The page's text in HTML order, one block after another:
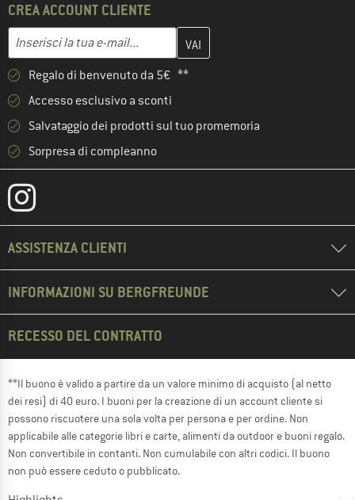
CREA ACCOUNT CLIENTE
Indirizzo e-mail
Inserisci qui il tuo indirizzo e-mail e crea il tuo account cliente
Regalo di benvenuto da 5€ **
Accesso esclusivo a sconti
Salvataggio dei prodotti sul tuo promemoria
Sorpresa di compleanno
ASSISTENZA CLIENTI
INFORMAZIONI SU BERGFREUNDE
RECESSO DEL CONTRATTO
**Il buono è valido a partire da un valore minimo di acquisto (al netto
dei resi) di 40 euro. I buoni per la creazione di un account cliente si
possono riscuotere una sola volta per persona e per ordine. Non
applicabile alle categorie libri e carte, alimenti da outdoor e buoni regalo.
Non convertibile in contanti. Non cumulabile con altri codici. Il buono
non può essere ceduto o pubblicato.